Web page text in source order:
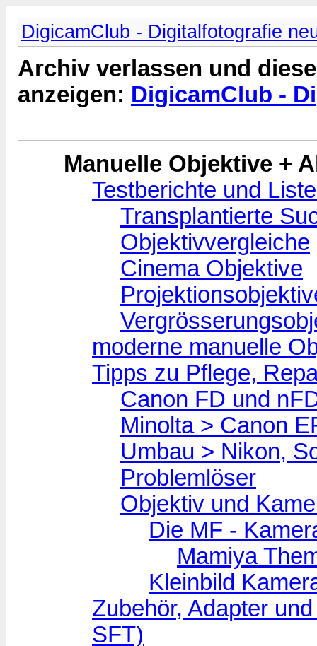
DigicamClub - Digitalfotografie
Archiv verlassen und
anzeigen: DigicamClub -
Manuelle Objektive +
Testberichte und
Transplantierte
Objektivvergleiche
Cinema Objektive
moderne manuelle
Tipps zu Pflege,
Canon FD und
Minolta > Canon
Umbau > Nikon,
Problemlöser
Objektiv und
Die MF -
Mamiya
Kleinbild
Zubehör, Adapter
SFT)